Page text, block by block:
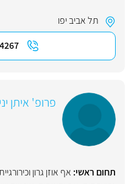
תל אביב יפו
פרופ' איתן
תחום ראשי: אף אוזן גרון